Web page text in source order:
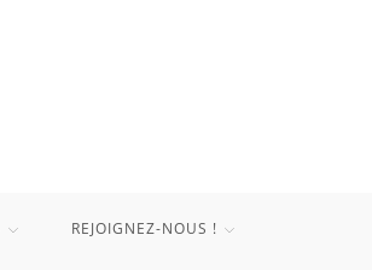
REJOIGNEZ-NOUS !